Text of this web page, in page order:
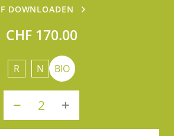
DOWNLOADEN
CHF 170.00
R N BIO